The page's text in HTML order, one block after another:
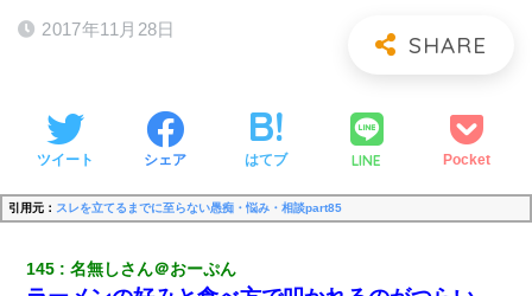
2017年11月28日
ツイート シェア はてブ LINE Pocket
引用元： スレを立てるまでに至らない愚痴・悩み・相談part85
145 名無しさん＠おーぷん